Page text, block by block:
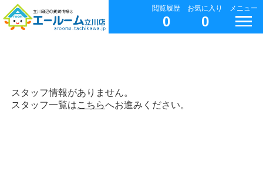
閲覧履歴
0
お気に入り
0
メニュー
スタッフ情報がありません。
スタッフ一覧はこちらへお進みください。